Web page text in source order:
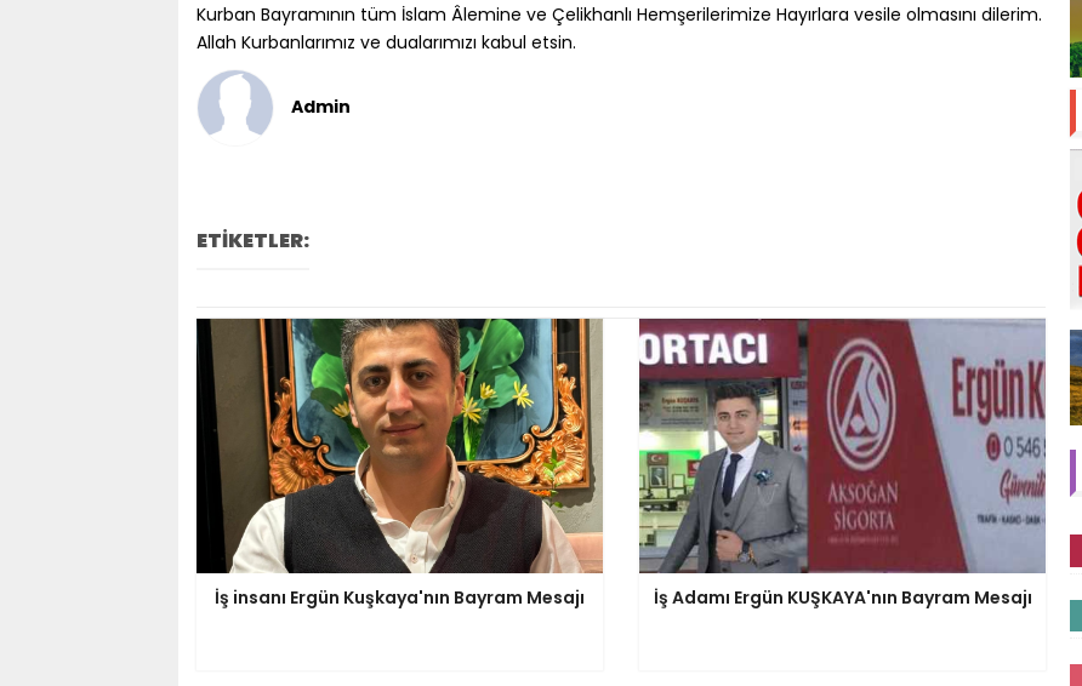
Kurban Bayramının tüm İslam Âlemine ve Çelikhanlı Hemşerilerimize Hayırlara vesile olmasını dilerim.
Allah Kurbanlarımız ve dualarımızı kabul etsin.
Admin
ETİKETLER:
İş insanı Ergün Kuşkaya'nın Bayram Mesajı İş Adamı Ergün KUŞKAYA'nın Bayram Mesajı